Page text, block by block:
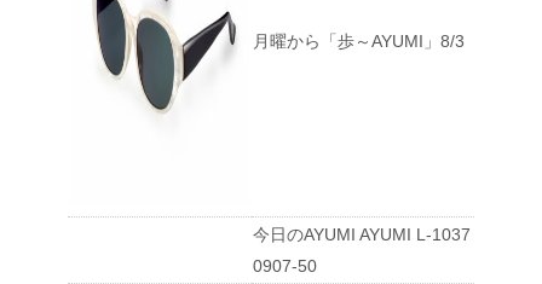
月曜から「歩～AYUMI」8/3
今日のAYUMI AYUMI L-1037
0907-50